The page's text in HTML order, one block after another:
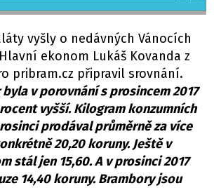
vyšly o nedávných Vánocích
ekonom Lukáš Kovanda z
pribram.cz připravil srovnání.
v porovnání s prosincem 2017
vyšší. Kilogram konzumních
prodával průměrně za více
20,20 koruny. Ještě v
stál jen 15,60. A v prosinci 2017
14,40 koruny. Brambory jsou